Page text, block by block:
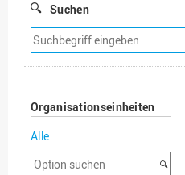
Suchen
Suchfilter
entfernen
Organisationseinheiten
Alle
Option